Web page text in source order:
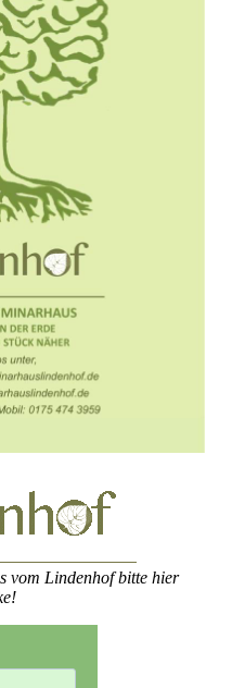
vom Lindenhof bitte hier